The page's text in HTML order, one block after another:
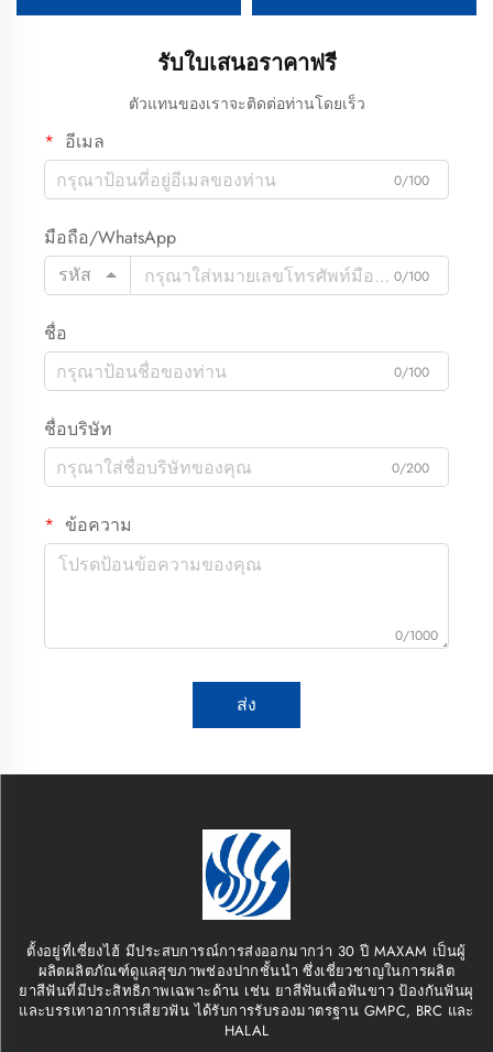
รับใบเสนอราคาฟรี
ตัวแทนของเราจะติดต่อท่านโดยเร็ว
อีเมล
0/100
มือถือ/WhatsApp
รหัส
0/100
ชื่อ
0/100
ชื่อบริษัท
0/200
ข้อความ
0/1000
ส่ง
ตั้งอยู่ที่เซี่ยงไฮ้ มีประสบการณ์การส่งออกมากว่า 30 ปี MAXAM เป็นผู้
ผลิตผลิตภัณฑ์ดูแลสุขภาพช่องปากชั้นนำ ซึ่งเชี่ยวชาญในการผลิต
ยาสีฟันที่มีประสิทธิภาพเฉพาะด้าน เช่น ยาสีฟันเพื่อฟันขาว ป้องกันฟันผุ
และบรรเทาอาการเสียวฟัน ได้รับการรับรองมาตรฐาน GMPC, BRC และ
HALAL